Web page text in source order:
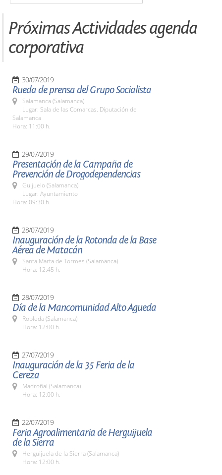
Próximas Actividades agenda
corporativa
30/07/2019
Rueda de prensa del Grupo Socialista
Salamanca (Salamanca)
Lugar: Sala de las Comarcas. Diputación de
Salamanca
Hora: 11:00 h.
29/07/2019
Presentación de la Campaña de
Prevención de Drogodependencias
Guijuelo (Salamanca)
Lugar: Ayuntamiento
Hora: 09:30 h.
28/07/2019
Inauguración de la Rotonda de la Base
Aérea de Matacán
Santa Marta de Tormes (Salamanca)
Hora: 12:45 h.
28/07/2019
Día de la Mancomunidad Alto Águeda
Robleda (Salamanca)
Hora: 12:00 h.
27/07/2019
Inauguración de la 35 Feria de la
Cereza
Madroñal (Salamanca)
Hora: 12:00 h.
22/07/2019
Feria Agroalimentaria de Herguijuela
de la Sierra
Herguijuela de la Sierra (Salamanca)
Hora: 12:00 h.